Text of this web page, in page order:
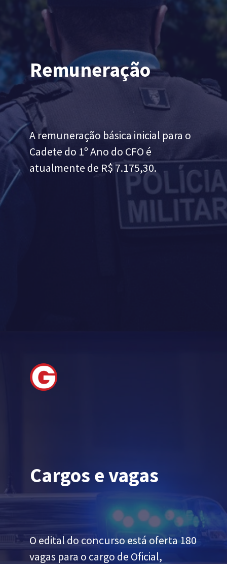
Remuneração
A remuneração básica inicial para o
Cadete do 1º Ano do CFO é
atualmente de R$ 7.175,30.
Cargos e vagas
O edital do concurso está oferta180
vagas para o cargo de Oficial,